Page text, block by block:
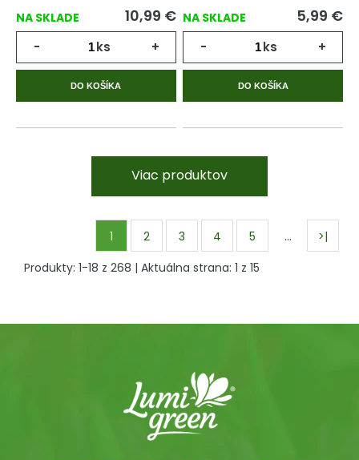
NA SKLADE 10,99 €
- ks +
DO KOŠÍKA
NA SKLADE 5,99 €
- ks +
DO KOŠÍKA
Viac produktov
1 2 3 4 5 …
>|
Produkty: 1-18 z 268 | Aktuálna strana: 1 z 15